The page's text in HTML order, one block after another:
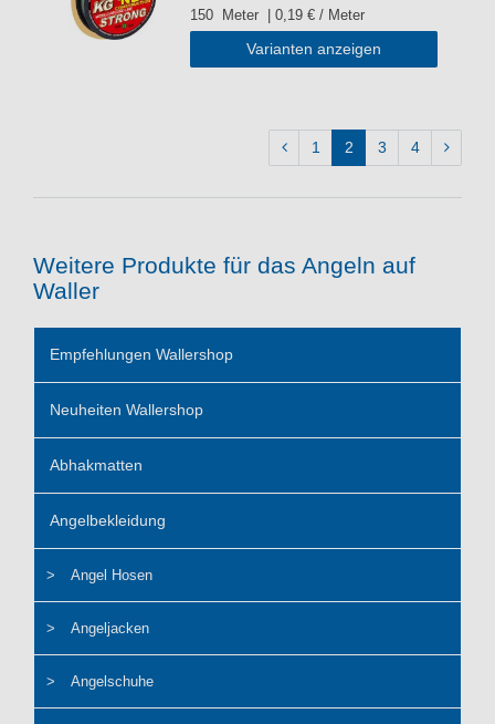
150 Meter | 0,19 € / Meter
Varianten anzeigen
1 2 3 4
Weitere Produkte für das Angeln auf
Waller
Empfehlungen Wallershop
Neuheiten Wallershop
Abhakmatten
Angelbekleidung
Angel Hosen
Angeljacken
Angelschuhe